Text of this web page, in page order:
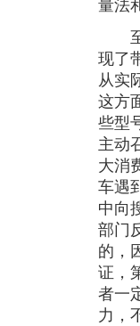
量法
至
现了
从实
这方
些型
主动
大消
车遇
中向
部门
的，
证，
者一
力，